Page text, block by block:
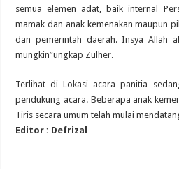
semua elemen adat, baik internal
mamak dan anak kemenakan maupun
dan pemerintah daerah. Insya Allah
mungkin”ungkap Zulher.
Terlihat di Lokasi acara panitia
pendukung acara. Beberapa anak
Tiris secara umum telah mulai
Editor : Defrizal